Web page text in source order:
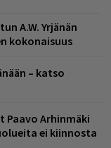
A.W. Yrjänän
kokonaisuus
– katso
Arhinmäki
ei kiinnosta